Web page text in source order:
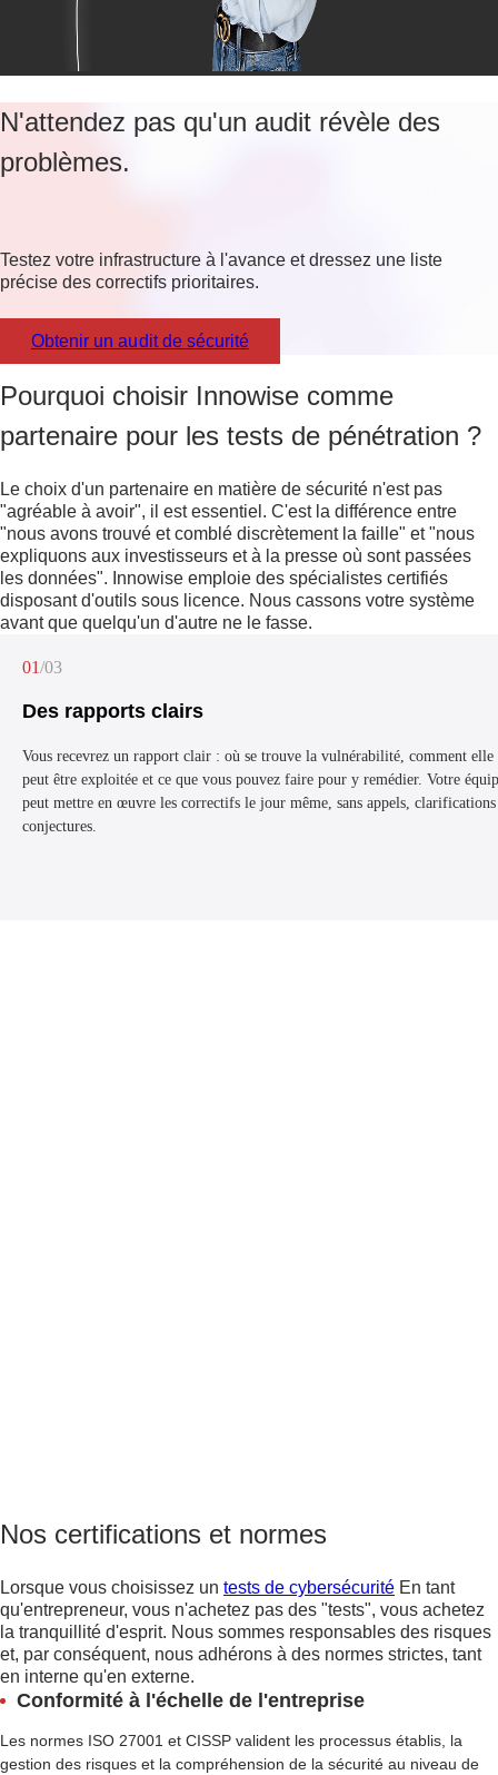
N'attendez pas qu'un audit révèle des
problèmes.
Testez votre infrastructure à l'avance et dressez une liste
précise des correctifs prioritaires.
Obtenir un audit de sécurité
Pourquoi choisir Innowise comme
partenaire pour les tests de pénétration ?
Le choix d'un partenaire en matière de sécurité n'est pas
"agréable à avoir", il est essentiel. C'est la différence entre
"nous avons trouvé et comblé discrètement la faille" et "nous
expliquons aux investisseurs et à la presse où sont passées
les données". Innowise emploie des spécialistes certifiés
disposant d'outils sous licence. Nous cassons votre système
avant que quelqu'un d'autre ne le fasse.
01/03
Des rapports clairs
Vous recevrez un rapport clair : où se trouve la vulnérabilité, comment elle
peut être exploitée et ce que vous pouvez faire pour y remédier. Votre
peut mettre en œuvre les correctifs le jour même, sans appels,
conjectures.
Nos certifications et normes
Lorsque vous choisissez un tests de cybersécurité En tant
qu'entrepreneur, vous n'achetez pas des "tests", vous achetez
la tranquillité d'esprit. Nous sommes responsables des risques
et, par conséquent, nous adhérons à des normes strictes, tant
en interne qu'en externe.
Conformité à l'échelle de l'entreprise
Les normes ISO 27001 et CISSP valident les processus établis, la
gestion des risques et la compréhension de la sécurité au niveau de